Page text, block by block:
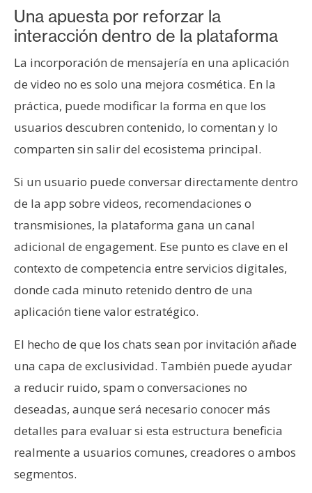
Una apuesta por reforzar la
interacción dentro de la plataforma
La incorporación de mensajería en una aplicación
de video no es solo una mejora cosmética. En la
práctica, puede modificar la forma en que los
usuarios descubren contenido, lo comentan y lo
comparten sin salir del ecosistema principal.
Si un usuario puede conversar directamente dentro
de la app sobre videos, recomendaciones o
transmisiones, la plataforma gana un canal
adicional de engagement. Ese punto es clave en el
contexto de competencia entre servicios digitales,
donde cada minuto retenido dentro de una
aplicación tiene valor estratégico.
El hecho de que los chats sean por invitación añade
una capa de exclusividad. También puede ayudar
a reducir ruido, spam o conversaciones no
deseadas, aunque será necesario conocer más
detalles para evaluar si esta estructura beneficia
realmente a usuarios comunes, creadores o ambos
segmentos.